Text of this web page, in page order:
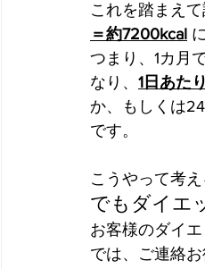
これを踏まえ
＝約7200kcal
つまり、1カ月
なり、 1日あた
か、もしくは
です。
こうやって考
でもダイエ
お客様のダイ
では、ご連絡